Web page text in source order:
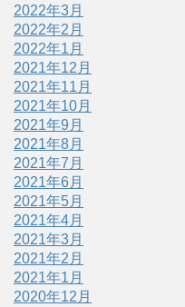
2022年3月
2022年2月
2022年1月
2021年12月
2021年11月
2021年10月
2021年9月
2021年8月
2021年7月
2021年6月
2021年5月
2021年4月
2021年3月
2021年2月
2021年1月
2020年12月